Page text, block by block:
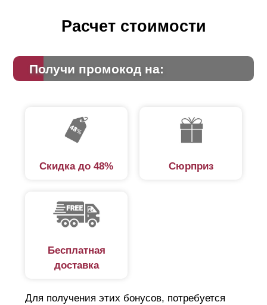
Расчет стоимости
Получи промокод на:
Скидка до 48% Сюрприз
Бесплатная
доставка
Для получения этих бонусов, потребуется